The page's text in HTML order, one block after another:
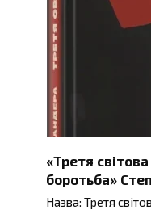
«Третя
боротьба»
Назва: Третя